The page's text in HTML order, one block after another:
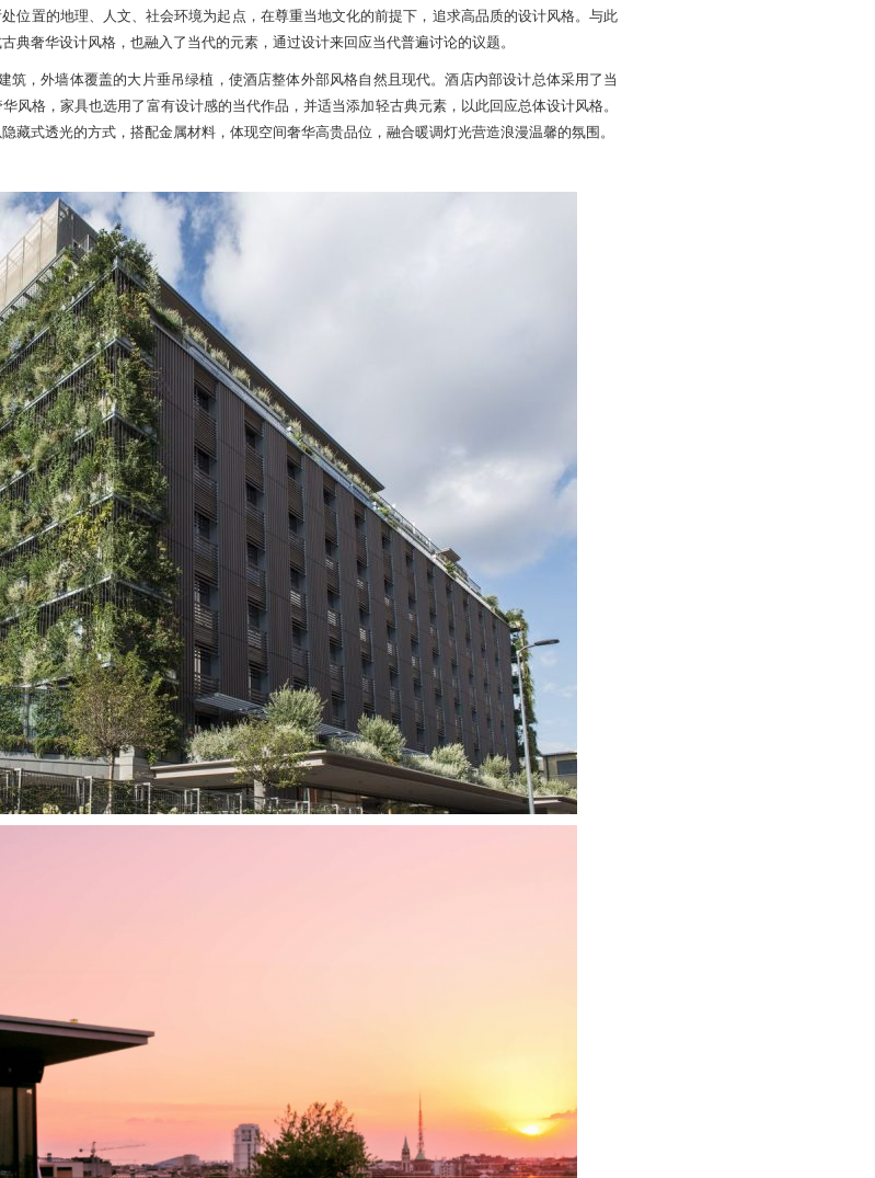
位置的地理、人文、社会环境为起点，在尊重当地文化的前提下，追求高品质的设计风格。与此
典奢华设计风格，也融入了当代的元素，通过设计来回应当代普遍讨论的议题。
，外墙体覆盖的大片垂吊绿植，使酒店整体外部风格自然且现代。酒店内部设计总体采用了当
风格，家具也选用了富有设计感的当代作品，并适当添加轻古典元素，以此回应总体设计风格。
藏式透光的方式，搭配金属材料，体现空间奢华高贵品位，融合暖调灯光营造浪漫温馨的氛围。